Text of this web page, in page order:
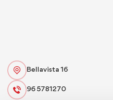
Bellavista 16
96 5781270